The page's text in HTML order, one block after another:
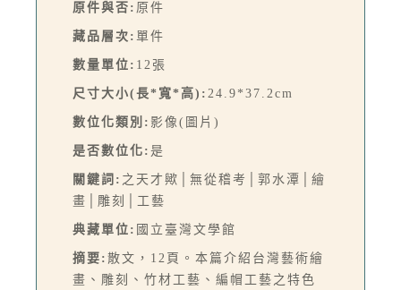
原件與否: 原件
藏品層次: 單件
數量單位: 12張
尺寸大小(長*寬*高): 24.9*37.2cm
數位化類別: 影像(圖片)
是否數位化: 是
關鍵詞: 之天才歟│無從稽考│郭水潭│繪
畫│雕刻│工藝
典藏單位: 國立臺灣文學館
摘要: 散文，12頁。本篇介紹台灣藝術繪
畫、雕刻、竹材工藝、編帽工藝之特色